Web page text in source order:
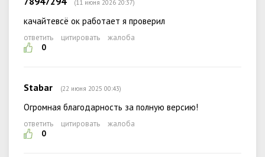
(11 июня 2026 20:37)
качайтевсё ок работает я проверил
ответить цитировать
жалоба
0
Stabar (22 июня 2025 00:43)
Огромная благодарность за полную версию!
ответить цитировать
жалоба
0